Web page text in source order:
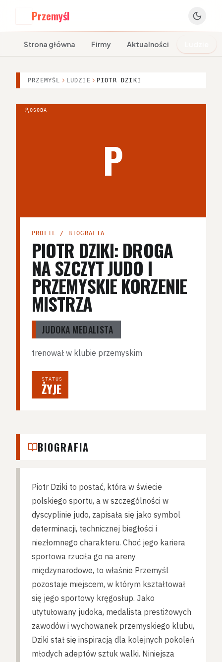
Przemyśl
Strona główna Firmy Aktualności
PRZEMYŚL LUDZIE PIOTR DZIKI
P
OSOBA
PROFIL / BIOGRAFIA
PIOTR DZIKI: DROGA
NA SZCZYT JUDO I
PRZEMYSKIE KORZENIE
MISTRZA
JUDOKA MEDALISTA
trenował w klubie przemyskim
STATUS
ŻYJE
BIOGRAFIA
Piotr Dziki to postać, która w świecie
polskiego sportu, a w szczególności w
dyscyplinie judo, zapisała się jako symbol
determinacji, technicznej biegłości i
niezłomnego charakteru. Choć jego kariera
sportowa rzuciła go na areny
międzynarodowe, to właśnie Przemyśl
pozostaje miejscem, w którym kształtował
się jego sportowy kręgosłup. Jako
utytułowany judoka, medalista prestiżowych
zawodów i wychowanek przemyskiego klubu,
Dziki stał się inspiracją dla kolejnych pokoleń
młodych adeptów sztuk walki. Niniejsza